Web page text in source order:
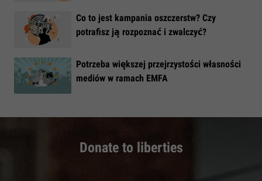
​Co to jest kampania oszczerstw? Czy
potrafisz ją rozpoznać i zwalczyć?
​Potrzeba większej przejrzystości własności
mediów w ramach EMFA
Donate to liberties